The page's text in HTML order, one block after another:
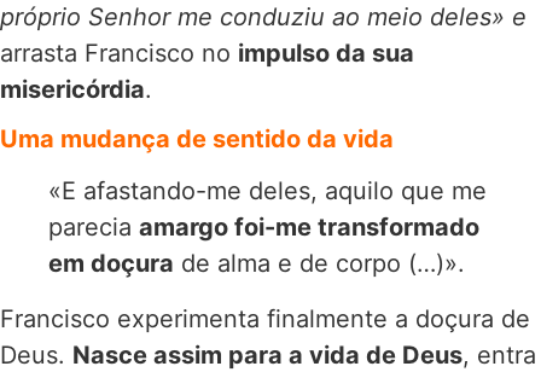
próprio Senhor me conduziu ao meio deles» e
arrasta Francisco no impulso da sua
misericórdia.
Uma mudança de sentido da vida
«E afastando-me deles, aquilo que me
parecia amargo foi-me transformado
em doçura de alma e de corpo (…)».
Francisco experimenta finalmente a doçura de
Deus. Nasce assim para a vida de Deus, entra